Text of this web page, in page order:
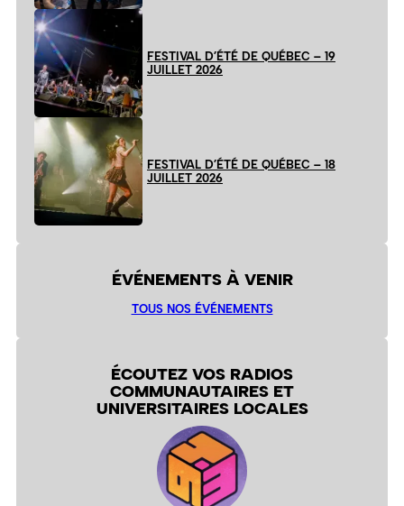
FESTIVAL D’ÉTÉ DE QUÉBEC – 19
JUILLET 2026
FESTIVAL D’ÉTÉ DE QUÉBEC – 18
JUILLET 2026
ÉVÉNEMENTS À VENIR
TOUS NOS ÉVÉNEMENTS
ÉCOUTEZ VOS RADIOS
COMMUNAUTAIRES ET
UNIVERSITAIRES LOCALES